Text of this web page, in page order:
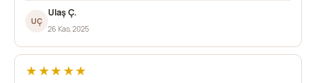
UÇ
Ulaş Ç.
26 Kas, 2025
★★★★★